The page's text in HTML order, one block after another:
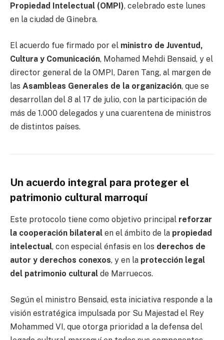
Propiedad Intelectual (OMPI), celebrado este lunes
en la ciudad de Ginebra.
El acuerdo fue firmado por el ministro de Juventud,
Cultura y Comunicación, Mohamed Mehdi Bensaid, y el
director general de la OMPI, Daren Tang, al margen de
las Asambleas Generales de la organización, que se
desarrollan del 8 al 17 de julio, con la participación de
más de 1.000 delegados y una cuarentena de ministros
de distintos países.
Un acuerdo integral para proteger el
patrimonio cultural marroquí
Este protocolo tiene como objetivo principal reforzar
la cooperación bilateral en el ámbito de la propiedad
intelectual, con especial énfasis en los derechos de
autor y derechos conexos, y en la protección legal
del patrimonio cultural de Marruecos.
Según el ministro Bensaid, esta iniciativa responde a la
visión estratégica impulsada por Su Majestad el Rey
Mohammed VI, que otorga prioridad a la defensa del